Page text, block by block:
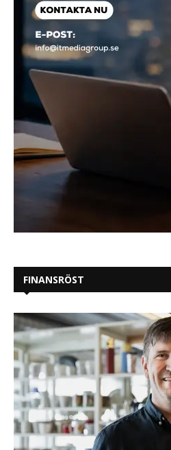
FINANSRÖST